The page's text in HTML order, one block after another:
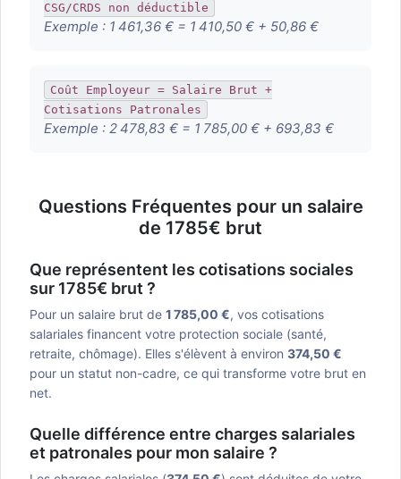
CSG/CRDS non déductible
Exemple : 1 461,36 € = 1 410,50 € + 50,86 €
Coût Employeur = Salaire Brut +
Cotisations Patronales
Exemple : 2 478,83 € = 1 785,00 € + 693,83 €
Questions Fréquentes pour un salaire
de 1785€ brut
Que représentent les cotisations sociales
sur 1785€ brut ?
Pour un salaire brut de 1 785,00 €, vos cotisations
salariales financent votre protection sociale (santé,
retraite, chômage). Elles s'élèvent à environ 374,50 €
pour un statut non-cadre, ce qui transforme votre brut en
net.
Quelle différence entre charges salariales
et patronales pour mon salaire ?